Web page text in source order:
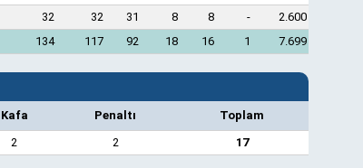
32 32 31 8 8 -
2.600
134 117 92 18 16 1 7.699
Kafa Penaltı
Toplam
2 2 17